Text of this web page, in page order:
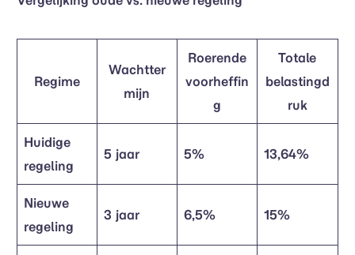
Regime
Wachtter
mijn
Roerende
voorheffin
g
Totale
belastingd
ruk
Huidige
regeling
5 jaar 5% 13,64%
Nieuwe
regeling
3 jaar 6,5% 15%